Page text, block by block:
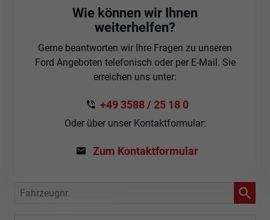
Wie können wir Ihnen
weiterhelfen?
Gerne beantworten wir Ihre Fragen zu unseren
Ford Angeboten telefonisch oder per E-Mail. Sie
erreichen uns unter:
+49 3588 / 25 18 0
Oder über unser Kontaktformular:
Zum Kontaktformular
Fahrzeugnr.